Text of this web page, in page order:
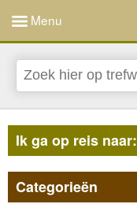
Menu
Ik ga op reis naar:
Categorieën